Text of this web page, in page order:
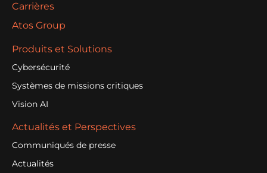
Carrières
Atos Group
Produits et Solutions
Cybersécurité
Systèmes de missions critiques
Vision AI
Actualités et Perspectives
Communiqués de presse
Actualités